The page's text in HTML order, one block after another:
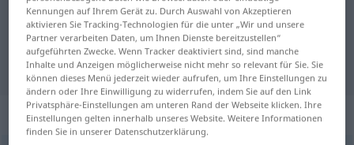
"egal"
"egal" Spanisch Übersetzung
„egal“: Adjektiv
Kennungen auf Ihrem Gerät zu. Durch Auswahl von Akzeptieren
aktivieren Sie Tracking-Technologien für die unter „Wir und unsere
Partner verarbeiten Daten, um Ihnen Dienste bereitzustellen“
aufgeführten Zwecke. Wenn Tracker deaktiviert sind, sind manche
Inhalte und Anzeigen möglicherweise nicht mehr so relevant für Sie. Sie
können dieses Menü jederzeit wieder aufrufen, um Ihre Einstellungen zu
ändern oder Ihre Einwilligung zu widerrufen, indem Sie auf den Link
Privatsphäre-Einstellungen am unteren Rand der Webseite klicken. Ihre
Einstellungen gelten innerhalb unseres Website. Weitere Informationen
finden Sie in unserer Datenschutzerklärung.